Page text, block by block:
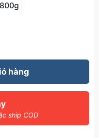
hàng
ship COD